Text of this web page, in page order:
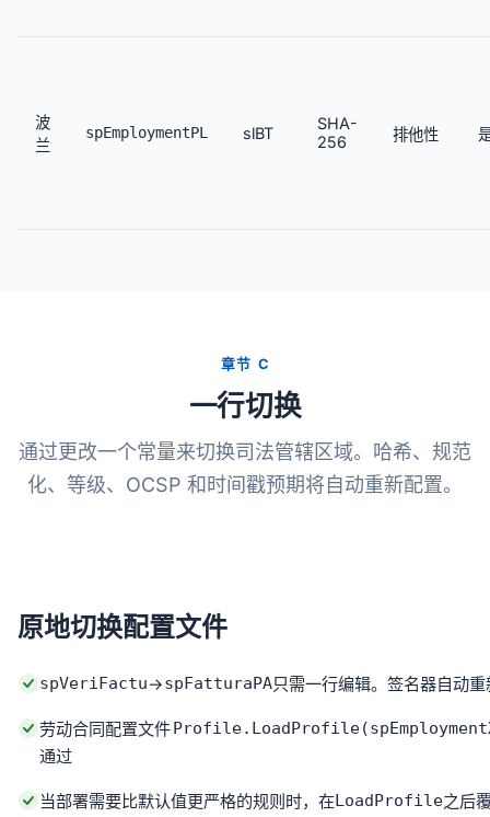
波
兰
spEmploymentPL slBT
SHA-
256
排他性
章节 C
一行切换
通过更改一个常量来切换司法管辖区域。哈希、规范
化、等级、OCSP 和时间戳预期将自动重新配置。
原地切换配置文件
spVeriFactu→spFatturaPA只需一行编辑。签名器自动
劳动合同配置文件
通过
当部署需要比默认值更严格的规则时，在LoadProfile之后